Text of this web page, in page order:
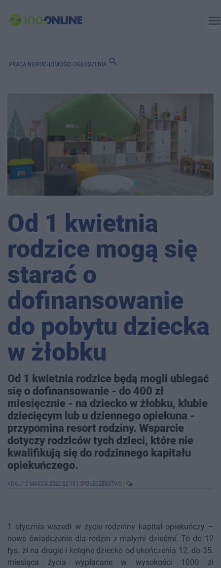
PRACA NIERUCHOMOŚCI OGŁOSZENIA search
Od 1 kwietnia
rodzice mogą się
starać o
dofinansowanie
do pobytu dziecka
w żłobku
Od 1 kwietnia rodzice będą mogli ubiegać
się o dofinansowanie - do 400 zł
miesięcznie - na dziecko w żłobku, klubie
dziecięcym lub u dziennego opiekuna -
przypomina resort rodziny. Wsparcie
dotyczy rodziców tych dzieci, które nie
kwalifikują się do rodzinnego kapitału
opiekuńczego.
KRAJ 2 MARCA 2022 20:10 SPOŁECZEŃSTWO
1 stycznia wszedł w życie rodzinny kapitał opiekuńczy –
nowe świadczenie dla rodzin z małymi dziećmi. To do 12
tys. zł na drugie i kolejne dziecko od ukończenia 12. do 35.
miesiąca życia wypłacane w wysokości 1000 zł